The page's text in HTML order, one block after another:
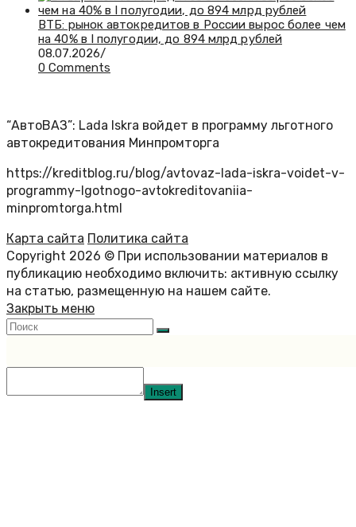
ВТБ: рынок автокредитов в России вырос более чем
на 40% в I полугодии, до 894 млрд рублей
08.07.2026/
0 Comments
“АвтоВАЗ”: Lada Iskra войдет в программу льготного
автокредитования Минпромторга
https://kreditblog.ru/blog/avtovaz-lada-iskra-voidet-v-
programmy-lgotnogo-avtokreditovaniia-
minpromtorga.html
Карта сайта Политика сайта
Copyright 2026 © При использовании материалов в
публикацию необходимо включить: активную ссылку
на статью, размещенную на нашем сайте.
Закрыть меню
Insert